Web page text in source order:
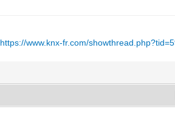
https://www.knx-fr.com/